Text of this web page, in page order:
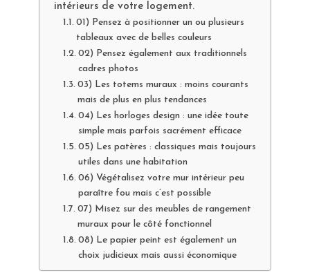
intérieurs de votre logement.
01) Pensez à positionner un ou plusieurs
tableaux avec de belles couleurs
02) Pensez également aux traditionnels
cadres photos
03) Les totems muraux : moins courants
mais de plus en plus tendances
04) Les horloges design : une idée toute
simple mais parfois sacrément efficace
05) Les patères : classiques mais toujours
utiles dans une habitation
06) Végétalisez votre mur intérieur peu
paraître fou mais c’est possible
07) Misez sur des meubles de rangement
muraux pour le côté fonctionnel
08) Le papier peint est également un
choix judicieux mais aussi économique